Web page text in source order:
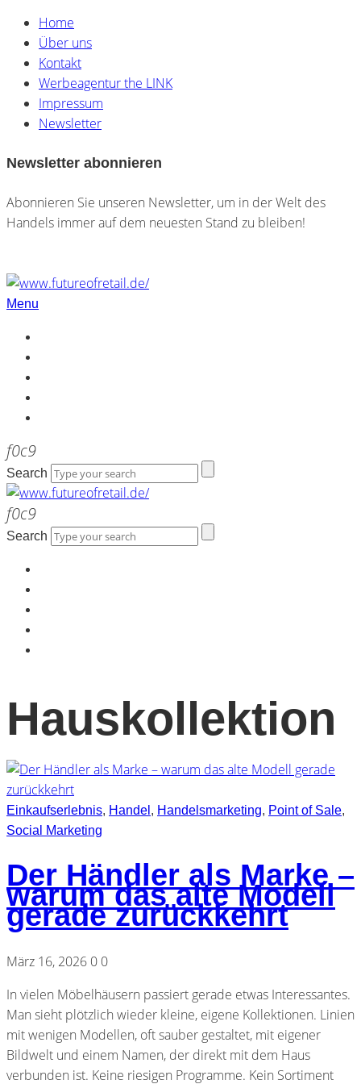
Home
Über uns
Kontakt
Werbeagentur the LINK
Impressum
Newsletter
Newsletter abonnieren
Abonnieren Sie unseren Newsletter, um in der Welt des
Handels immer auf dem neuesten Stand zu bleiben!
Menu
Search
Search
Hauskollektion
Einkaufserlebnis, Handel , Handelsmarketing, Point of Sale,
Social Marketing
Der Händler als Marke –
warum das alte Modell
gerade zurückkehrt
März 16, 2026 0 0
In vielen Möbelhäusern passiert gerade etwas Interessantes.
Man sieht plötzlich wieder kleine, eigene Kollektionen. Linien
mit wenigen Modellen, oft sauber gestaltet, mit eigener
Bildwelt und einem Namen, der direkt mit dem Haus
verbunden ist. Keine riesigen Programme. Kein Sortiment